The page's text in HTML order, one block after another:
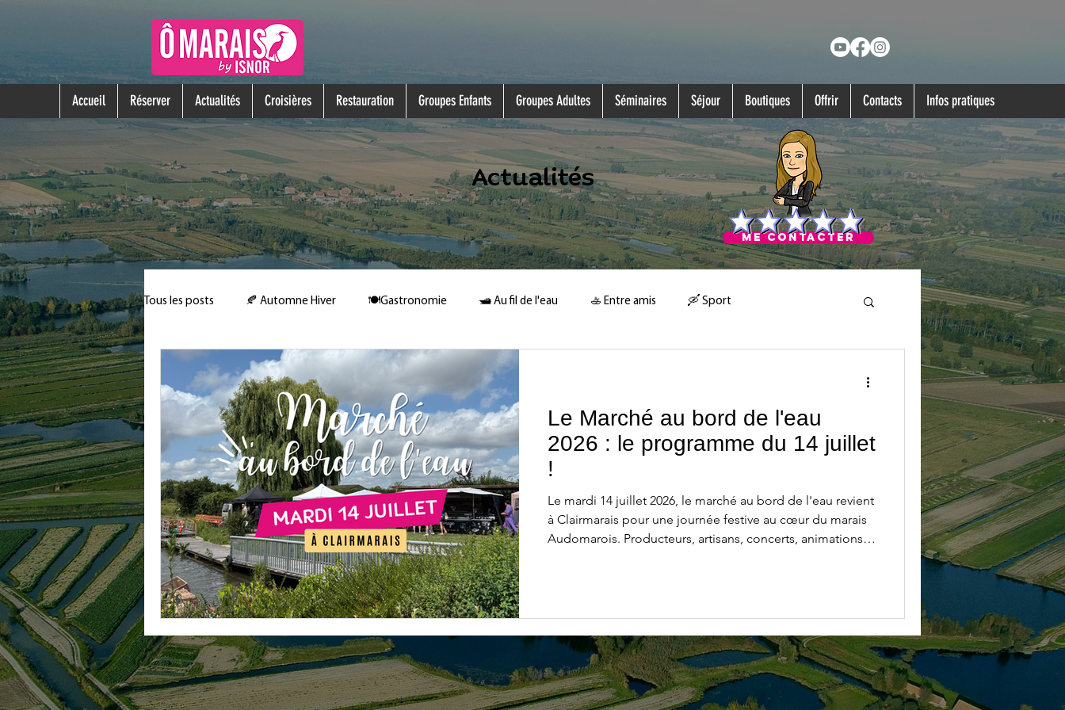
Accueil Réserver Actualités Croisières Restauration Groupes Enfants Groupes Adultes Séminaires Séjour Boutiques Offrir Contacts Infos pratiques
Actualités
ME CONTACTER
Tous les posts 🍂 Automne Hiver 🍽️Gastronomie 🛥️ Au fil de l'eau 🚣 Entre amis 🛶 Sport
🍃Printemps été 🎁 A offrir 🏠 Hébergement 🎉 Evènement
Le Marché au bord de l'eau
2026 : le programme du 14 juillet
!
Le mardi 14 juillet 2026, le marché au bord de l'eau revient
à Clairmarais pour une journée festive au cœur du marais
Audomarois. Producteurs, artisans, concerts, animations
cadre naturel exceptionnel. Entrée gratuite.